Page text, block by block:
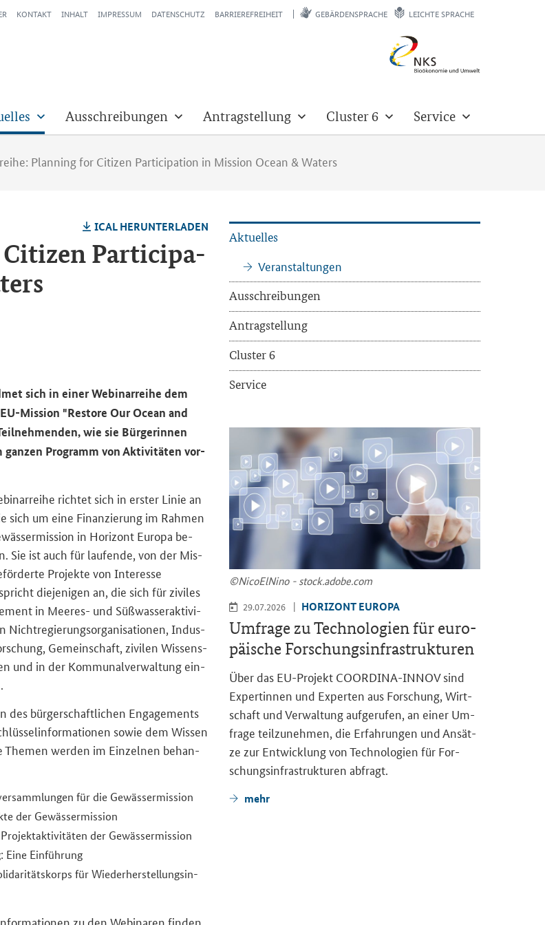
KONTAKT INHALT IMPRESSUM DATENSCHUTZ BARRIEREFREIHEIT GEBÄRDENSPRACHE LEICHTE SPRACHE
Ausschreibungen Antragstellung Cluster 6 Service
Planning for Citizen Participation in Mission Ocean & Waters
ICAL HER­UN­TER­LA­DEN
Par­ti­ci­pa­
sich in einer We­bi­nar­rei­he dem
​Mission "Restore Our Ocean and
wie sie Bür­ge­rin­nen
Pro­gramm von Ak­ti­vi­tä­ten vor­
rich­tet sich in ers­ter Linie an
sich um eine Fi­nan­zie­rung im Rah­men
in Ho­ri­zont Eu­ro­pa be­
Sie ist auch für lau­fen­de, von der Mis­
Pro­jek­te von In­ter­es­se
die­je­ni­gen an, die sich für zi­vi­les
in Meeres-​ und Süß­was­ser­ak­ti­vi­
Nicht­re­gie­rungs­or­ga­ni­sa­tio­nen, In­dus­
Ge­mein­schaft, zi­vi­len Wis­sens­
und in der Kom­mu­nal­ver­wal­tung ein­
des bür­ger­schaft­li­chen En­ga­ge­ments
sowie dem Wis­sen
The­men wer­den im Ein­zel­nen be­han­
für die Ge­wäs­ser­mis­si­on
der Ge­wäs­ser­mis­si­on
der Ge­wäs­ser­mis­si­on
Eine Ein­füh­rung
für Wie­der­her­stel­lungs­in­
zu den We­bi­na­ren fin­den
Ak­tu­el­les
Ver­an­stal­tun­gen
Aus­schrei­bun­gen
An­trag­stel­lung
Clus­ter 6
Ser­vice
©Ni­co­ElNi­no - stock.adobe.com
29.07.2026 HO­RI­ZONT EU­RO­PA
Um­fra­ge zu Tech­no­lo­gien für eu­ro­
päi­sche For­schungs­in­fra­struk­tu­ren
Über das EU-​Projekt COORDINA-​INNOV sind
Ex­per­tin­nen und Ex­per­ten aus For­schung, Wirt­
schaft und Ver­wal­tung auf­ge­ru­fen, an einer Um­
fra­ge teil­zu­neh­men, die Er­fah­run­gen und An­sät­
ze zur Ent­wick­lung von Tech­no­lo­gien für For­
schungs­in­fra­struk­tu­ren ab­fragt.
mehr